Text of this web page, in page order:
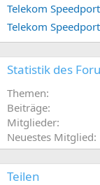
Telekom
Telekom
Statistik des
Themen
Beiträge
Mitglieder
Neuestes Mitglied
Teilen